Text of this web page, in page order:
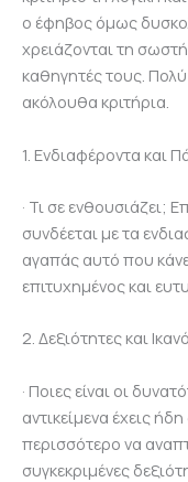
ο έφηβος όμως
χρειάζονται τη
καθηγητές τους.
ακόλουθα κριτήρια.
1. Ενδιαφέροντα και
· Τι σε ενθουσιάζει;
συνδέεται με τα
αγαπάς αυτό που
επιτυχημένος και
2. Δεξιότητες και
· Ποιες είναι οι
αντικείμενα έχεις
περισσότερο να
συγκεκριμένες